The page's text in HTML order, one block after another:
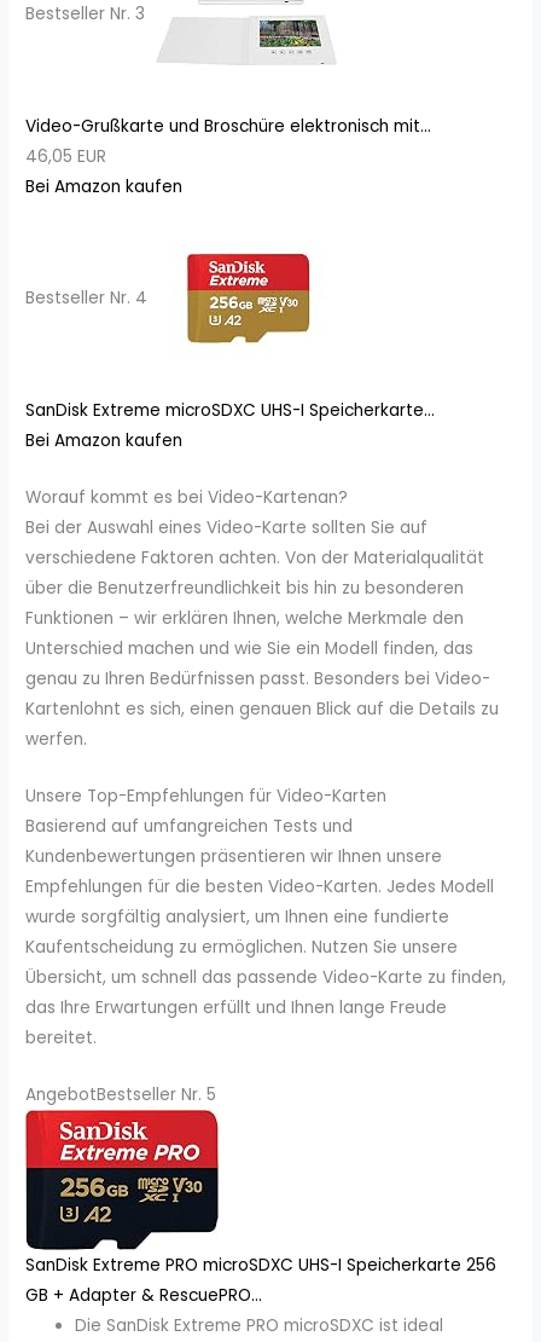
Bestseller Nr. 3
Video-Grußkarte und Broschüre elektronisch mit...
46,05 EUR
Bei Amazon kaufen
Bestseller Nr. 4
SanDisk Extreme microSDXC UHS-I Speicherkarte...
Bei Amazon kaufen
Worauf kommt es bei Video-Kartenan?
Bei der Auswahl eines Video-Karte sollten Sie auf
verschiedene Faktoren achten. Von der Materialqualität
über die Benutzerfreundlichkeit bis hin zu besonderen
Funktionen – wir erklären Ihnen, welche Merkmale den
Unterschied machen und wie Sie ein Modell finden, das
genau zu Ihren Bedürfnissen passt. Besonders bei Video-
Kartenlohnt es sich, einen genauen Blick auf die Details zu
werfen.
Unsere Top-Empfehlungen für Video-Karten
Basierend auf umfangreichen Tests und
Kundenbewertungen präsentieren wir Ihnen unsere
Empfehlungen für die besten Video-Karten. Jedes Modell
wurde sorgfältig analysiert, um Ihnen eine fundierte
Kaufentscheidung zu ermöglichen. Nutzen Sie unsere
Übersicht, um schnell das passende Video-Karte zu finden,
das Ihre Erwartungen erfüllt und Ihnen lange Freude
bereitet.
AngebotBestseller Nr. 5
SanDisk Extreme PRO microSDXC UHS-I Speicherkarte 256
GB + Adapter & RescuePRO...
Die SanDisk Extreme PRO microSDXC ist ideal